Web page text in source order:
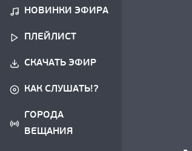
НОВИНКИ ЭФИРА
ПЛЕЙЛИСТ
СКАЧАТЬ ЭФИР
КАК СЛУШАТЬ!?
ГОРОДА
ВЕЩАНИЯ